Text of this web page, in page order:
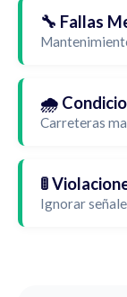
🔧 Fallas
🌧️
Carreteras
🚦
Ignorar